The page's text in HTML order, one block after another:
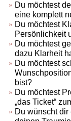
Du möchtest
eine komplett
Du möchtest
Persönlichkeit
Du möchtest
dazu Klarheit
Du möchtest
bist?
Du möchtest
„das Ticket“
Du wünscht